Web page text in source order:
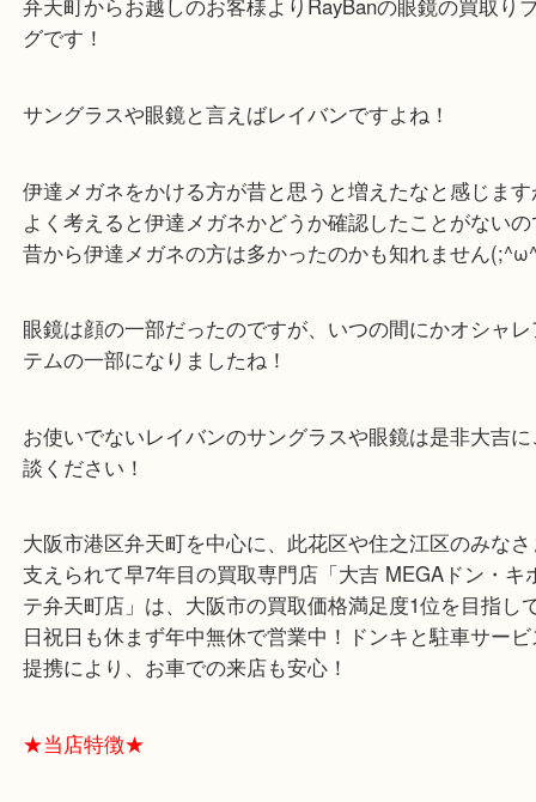
Facebook
Twitter
Line
RayBan レイバン RB5154 プラスチック メタ
公開日:2024/03/06 最終更新日:2025/07/28
RayBan レイバン RB5154 プラスチック メタル（ RayBan レイバン
ラスチック メタル ）
全て
ブランド その他 弁天町 港区